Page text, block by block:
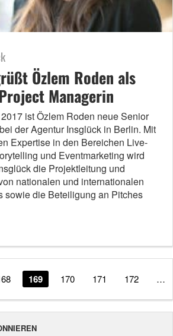
Özlem Roden als
Managerin
ist Özlem Roden neue Senior
der Agentur Insglück in Berlin. Mit
Expertise in den Bereichen Live-
und Eventmarketing wird
die Projektleitung und
nationalen und internationalen
sowie die Beteiligung an Pitches
169 170 171 172 …